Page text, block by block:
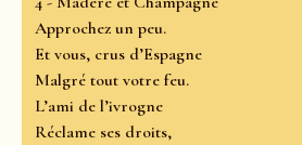
Approchez un peu.
Et vous, crus d’Espagne
Malgré tout votre feu.
L’ami de l’ivrogne
Réclame ses droits,